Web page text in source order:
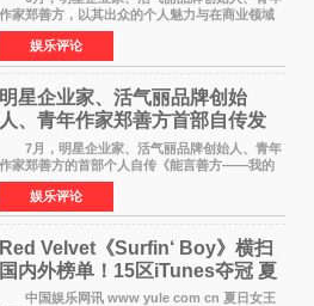
作家郑善方，以其出众的个人魅力与在商业领域
的卓越建树，成功登上《势界
POWERCIRCLES》，展现了他在时尚与商业领
域的双重影响力。 明星企业家、青
娱乐评论
明星企业家、活气丽品牌创始
人、青年作家郑善方首部自传发
布， 书写跨界创业者的成长答卷
7月，明星企业家、活气丽品牌创始人、青年
作家郑善方的首部个人自传《能言善方——我的
跨界人生》正式发行。这本书以他的人生轨迹为
脉络，首次完整公开了从逐梦少年到横跨美业、
公益等多领域的
娱乐评论
Red Velvet《Surfin‘ Boy》横扫
国内外榜单！15区iTunes夺冠 夏
日女王强势回归
中国娱乐网讯 www yule com cn 夏日女王